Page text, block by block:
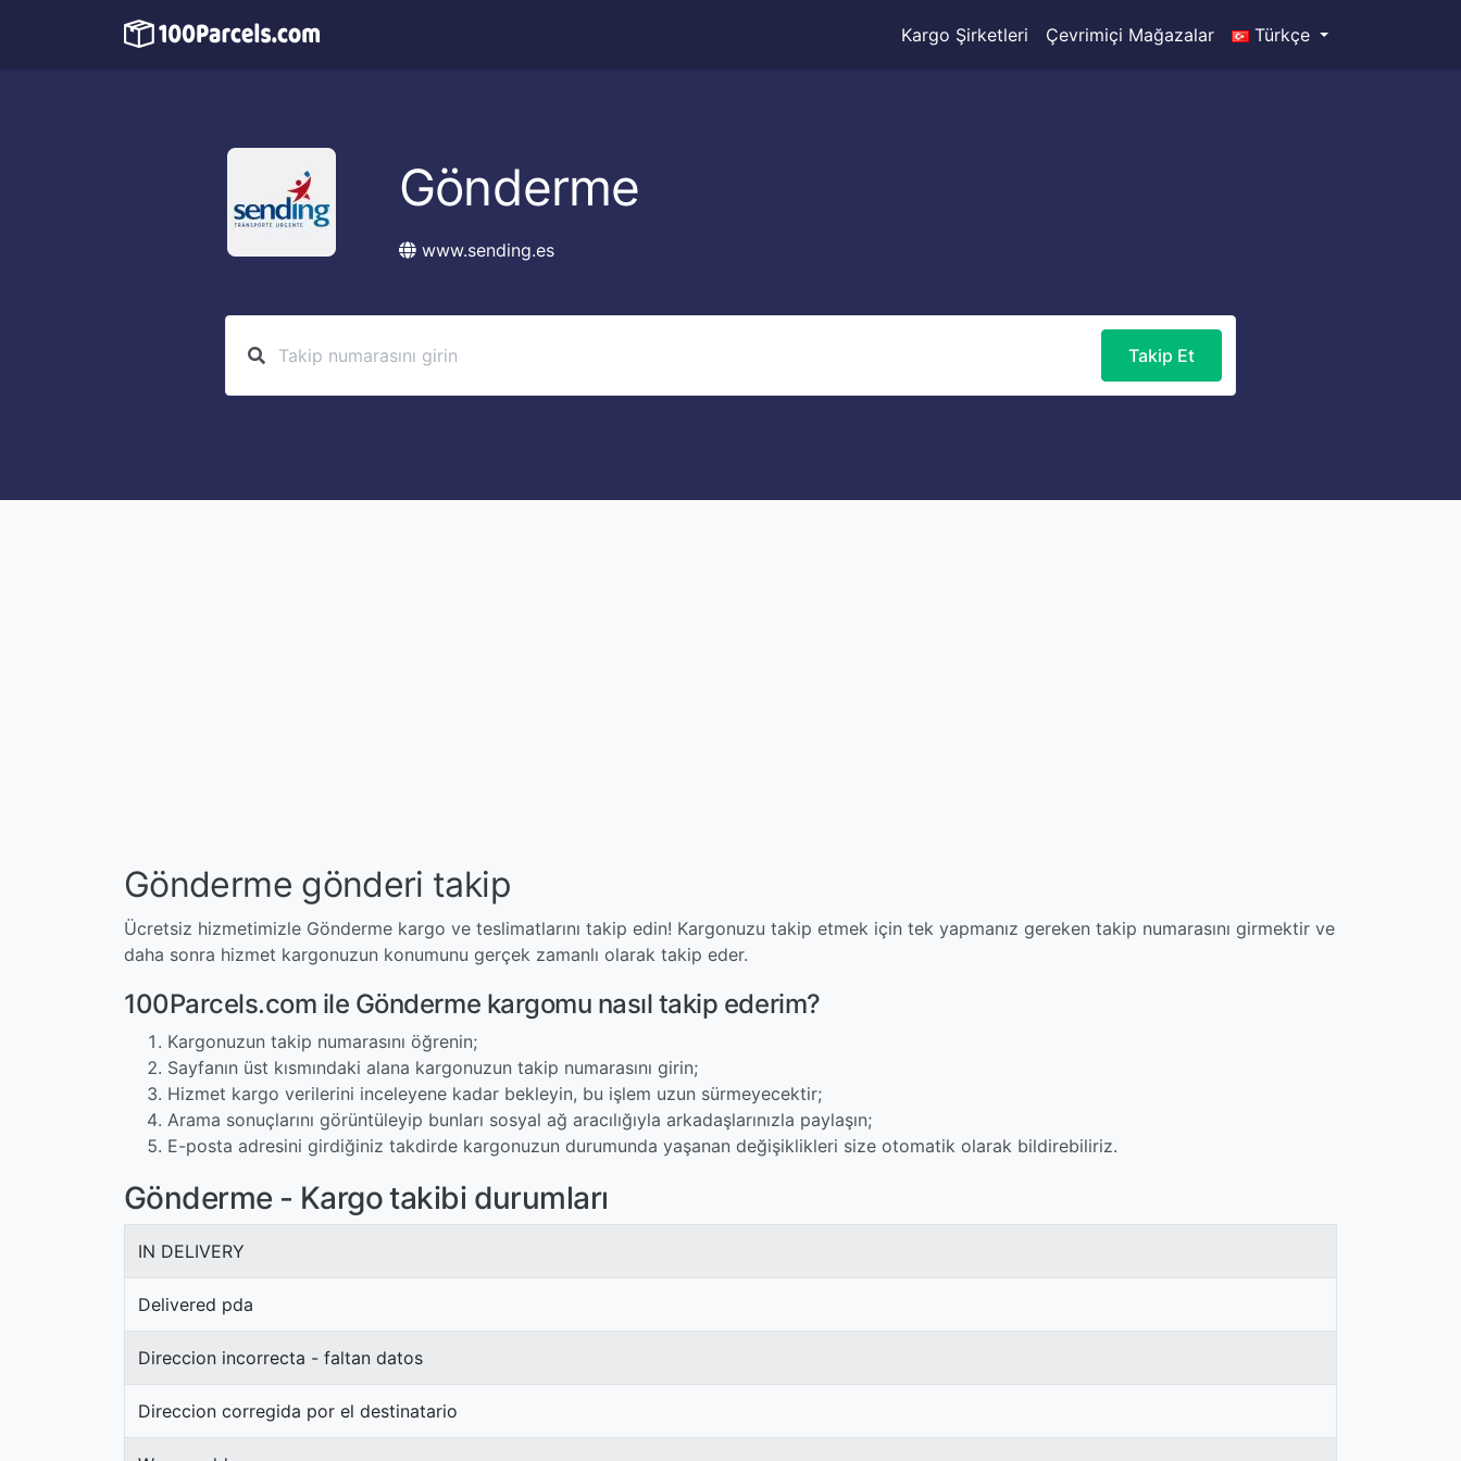
Kargo Şirketleri Çevrimiçi Mağazalar Türkçe
Gönderme
www.sending.es
Takip Et
Gönderme gönderi takip
Ücretsiz hizmetimizle Gönderme kargo ve teslimatlarını takip edin! Kargonuzu takip etmek için tek yapmanız gereken takip numarasını girmektir ve
daha sonra hizmet kargonuzun konumunu gerçek zamanlı olarak takip eder.
100Parcels.com ile Gönderme kargomu nasıl takip ederim?
Kargonuzun takip numarasını öğrenin;
Sayfanın üst kısmındaki alana kargonuzun takip numarasını girin;
Hizmet kargo verilerini inceleyene kadar bekleyin, bu işlem uzun sürmeyecektir;
Arama sonuçlarını görüntüleyip bunları sosyal ağ aracılığıyla arkadaşlarınızla paylaşın;
E-posta adresini girdiğiniz takdirde kargonuzun durumunda yaşanan değişiklikleri size otomatik olarak bildirebiliriz.
Gönderme - Kargo takibi durumları
IN DELIVERY
Delivered pda
Direccion incorrecta - faltan datos
Direccion corregida por el destinatario